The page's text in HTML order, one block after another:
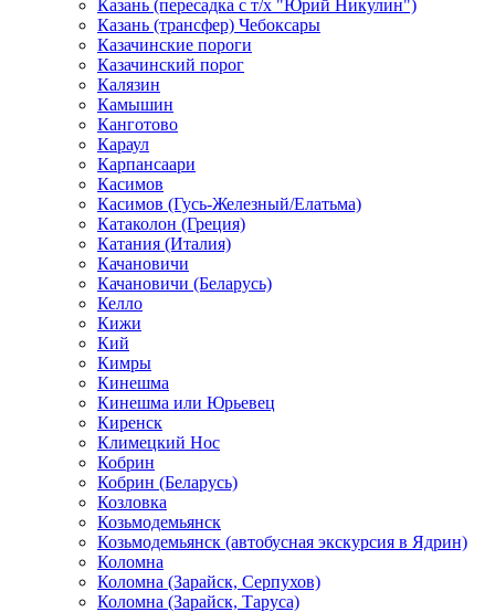
Казань (пересадка с т/х "Юрий Никулин")
Казань (трансфер) Чебоксары
Казачинские пороги
Казачинский порог
Калязин
Камышин
Канготово
Караул
Карпансаари
Касимов
Касимов (Гусь-Железный/Елатьма)
Катаколон (Греция)
Катания (Италия)
Качановичи
Качановичи (Беларусь)
Келло
Кижи
Кий
Кимры
Кинешма
Кинешма или Юрьевец
Киренск
Климецкий Нос
Кобрин
Кобрин (Беларусь)
Козловка
Козьмодемьянск
Козьмодемьянск (автобусная экскурсия в Ядрин)
Коломна
Коломна (Зарайск, Серпухов)
Коломна (Зарайск, Таруса)